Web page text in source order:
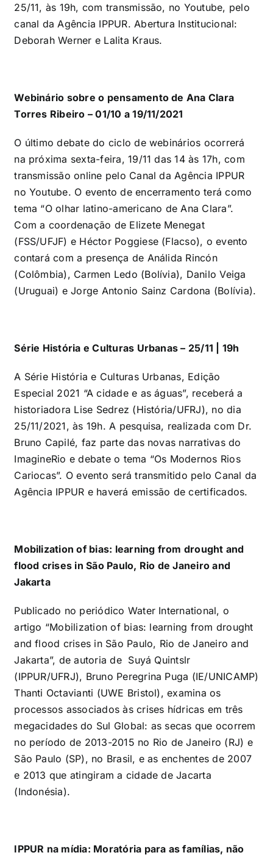
25/11, às 19h, com transmissão, no Youtube, pelo
canal da Agência IPPUR. Abertura Institucional:
Deborah Werner e Lalita Kraus.
Webinário sobre o pensamento de Ana Clara
Torres Ribeiro – 01/10 a 19/11/2021
O último debate do ciclo de webinários ocorrerá
na próxima sexta-feira, 19/11 das 14 às 17h, com
transmissão online pelo Canal da Agência IPPUR
no Youtube. O evento de encerramento terá como
tema “O olhar latino-americano de Ana Clara”.
Com a coordenação de Elizete Menegat
(FSS/UFJF) e Héctor Poggiese (Flacso), o evento
contará com a presença de Análida Rincón
(Colômbia), Carmen Ledo (Bolívia), Danilo Veiga
(Uruguai) e Jorge Antonio Sainz Cardona (Bolívia).
Série História e Culturas Urbanas – 25/11 | 19h
A Série História e Culturas Urbanas, Edição
Especial 2021 “A cidade e as águas”, receberá a
historiadora Lise Sedrez (História/UFRJ), no dia
25/11/2021, às 19h. A pesquisa, realizada com Dr.
Bruno Capilé, faz parte das novas narrativas do
ImagineRio e debate o tema “Os Modernos Rios
Cariocas”. O evento será transmitido pelo Canal da
Agência IPPUR e haverá emissão de certificados.
Mobilization of bias: learning from drought and
flood crises in São Paulo, Rio de Janeiro and
Jakarta
Publicado no periódico Water International, o
artigo “Mobilization of bias: learning from drought
and flood crises in São Paulo, Rio de Janeiro and
Jakarta”, de autoria de Suyá Quintslr
(IPPUR/UFRJ), Bruno Peregrina Puga (IE/UNICAMP)
Thanti Octavianti (UWE Bristol), examina os
processos associados às crises hídricas em três
megacidades do Sul Global: as secas que ocorrem
no período de 2013-2015 no Rio de Janeiro (RJ) e
São Paulo (SP), no Brasil, e as enchentes de 2007
e 2013 que atingiram a cidade de Jacarta
(Indonésia).
IPPUR na mídia: Moratória para as famílias, não